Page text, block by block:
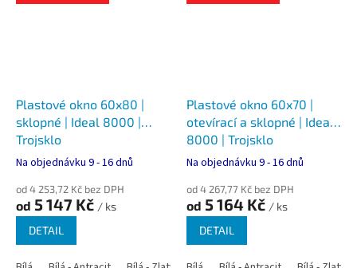
Plastové okno 60x80 |
sklopné | Ideal 8000 |
Trojsklo
Na objednávku 9 - 16 dnů
od 4 253,72 Kč bez DPH
od 5 147 Kč / ks
DETAIL
Plastové okno 60x70 |
otevírací a sklopné | Ideal
8000 | Trojsklo
Na objednávku 9 - 16 dnů
od 4 267,77 Kč bez DPH
od 5 164 Kč / ks
DETAIL